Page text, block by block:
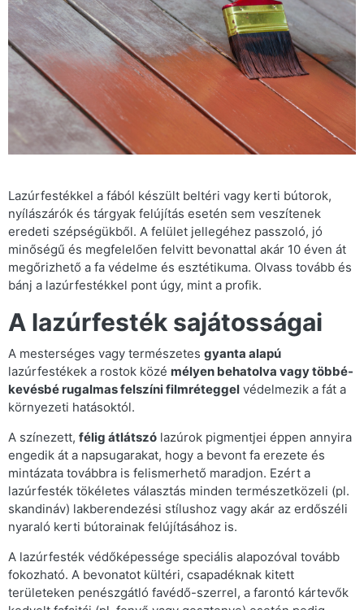
Lazúrfestékkel a fából készült beltéri vagy kerti bútorok,
nyílászárók és tárgyak felújítás esetén sem veszítenek
eredeti szépségükből. A felület jellegéhez passzoló, jó
minőségű és megfelelően felvitt bevonattal akár 10 éven át
megőrizhető a fa védelme és esztétikuma. Olvass tovább és
bánj a lazúrfestékkel pont úgy, mint a profik.
A lazúrfesték sajátosságai
A mesterséges vagy természetes gyanta alapú
lazúrfestékek a rostok közé mélyen behatolva vagy többé-
kevésbé rugalmas felszíni filmréteggel védelmezik a fát a
környezeti hatásoktól.
A színezett, félig átlátszó lazúrok pigmentjei éppen annyira
engedik át a napsugarakat, hogy a bevont fa erezete és
mintázata továbbra is felismerhető maradjon. Ezért a
lazúrfesték tökéletes választás minden természetközeli (pl.
skandináv) lakberendezési stílushoz vagy akár az erdőszéli
nyaraló kerti bútorainak felújításához is.
A lazúrfesték védőképessége speciális alapozóval tovább
fokozható. A bevonatot kültéri, csapadéknak kitett
területeken penészgátló favédő-szerrel, a farontó kártevők